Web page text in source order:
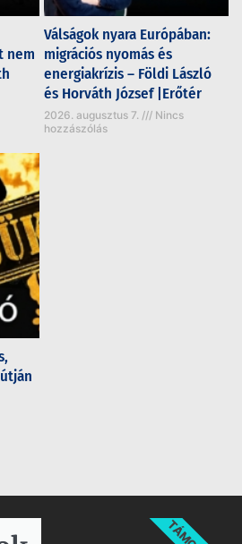
nem
Válságok nyara Európában:
migrációs nyomás és
energiakrízis – Földi László
és Horváth József |Erőtér
2026. augusztus 7.
Nincs
hozzászólás